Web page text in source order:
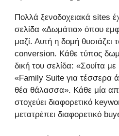
Πολλά ξενοδοχειακά sites
σελίδα «Δωμάτια» όπου
μαζί. Αυτή η δομή θυσιάζει
conversion. Κάθε τύπος
δική του σελίδα: «Σουίτα με
«Family Suite για τέσσερα
θέα θάλασσα». Κάθε μία
στοχεύει διαφορετικό
μετατρέπει διαφορετικό